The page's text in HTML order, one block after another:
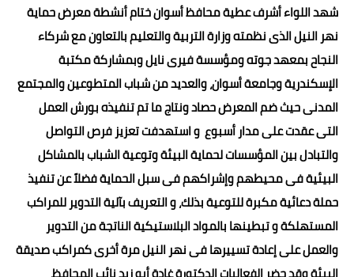
شهد اللواء أشرف عطية محافظ أسوان ختام أنشطة معرض حماية
نهر النيل الذى نظمته وزارة التربية والتعليم بالتعاون مع شركاء
النجاح بمعهد جوته ومؤسسة فيرى نايل وبمشاركة مكتبة
الإسكندرية وجامعة أسوان، والعديد من شباب المتطوعين والمجتمع
المدنى حيث ضم المعرض حصاد ونتاج ما تم تنفيذه بورش العمل
التى عقدت على مدار أسبوع و استهدفت تعزيز فرص التواصل
والتبادل بين المؤسسات لحماية البيئة وتوعية الشباب بالمشاكل
البيئية فى محيطهم وإشراكهم فى سبل الحماية فضلاً عن تنفيذ
حملة دعائية مكبرة للتوعية بذلك، و التعريف بآلية التدوير للمراكب
المستهلكة و تبطينها بالمواد البلاستيكية الناتجة من التدوير
والعمل على إعادة تسييرها فى نهر النيل مرة أخرى كمراكب صديقة